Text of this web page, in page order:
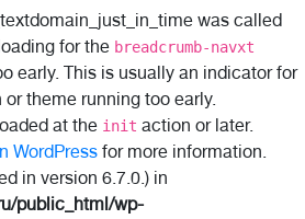
was called
for the breadcrumb-navxt
early. This is usually an indicator for
theme running too early.
at the init action or later.
WordPress for more information.
in version 6.7.0.) in
public_html/wp-